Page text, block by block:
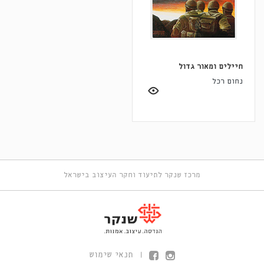
חיילים ומאור גדול
נחום רכל
מרכז שנקר לתיעוד וחקר העיצוב בישראל
תנאי שימוש